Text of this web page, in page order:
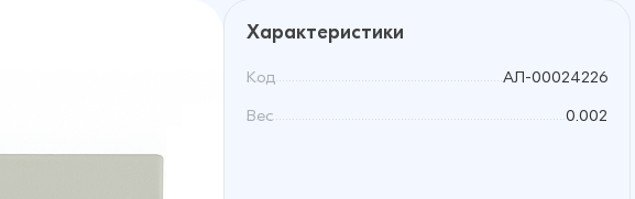
Характеристики
Код АЛ-00024226
Вес 0.002